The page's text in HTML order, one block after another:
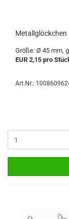
Metallglöckchen
Größe: Ø 45 mm,
EUR 2,15 pro
Art.Nr.: